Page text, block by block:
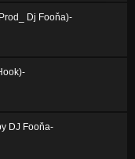
Dj Fooňa)-
DJ Fooňa-